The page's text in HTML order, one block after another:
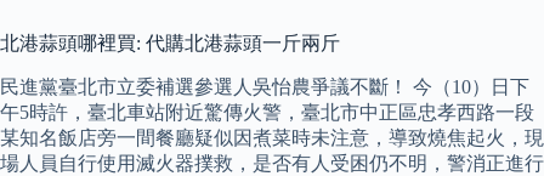
北港蒜頭哪裡買: 代購北港蒜頭一斤兩斤
民進黨臺北市立委補選參選人吳怡農爭議不斷！ 今（10）日下
午5時許，臺北車站附近驚傳火警，臺北市中正區忠孝西路一段
某知名飯店旁一間餐廳疑似因煮菜時未注意，導致燒焦起火，現
場人員自行使用滅火器撲救，是否有人受困仍不明，警消正進行